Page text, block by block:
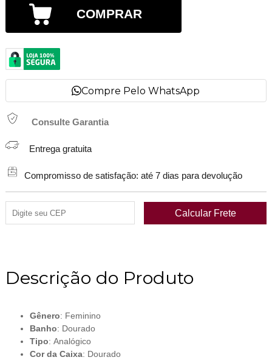
COMPRAR
Compre Pelo WhatsApp
Consulte Garantia
Entrega gratuita
Compromisso de satisfação: até 7 dias para devolução
Descrição do Produto
Gênero: Feminino
Banho: Dourado
Tipo: Analógico
Cor da Caixa: Dourado